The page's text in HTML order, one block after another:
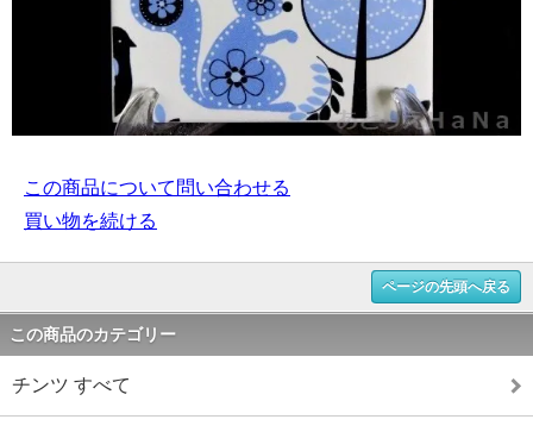
この商品について問い合わせる
買い物を続ける
ページの先頭へ戻る
この商品のカテゴリー
チンツ すべて